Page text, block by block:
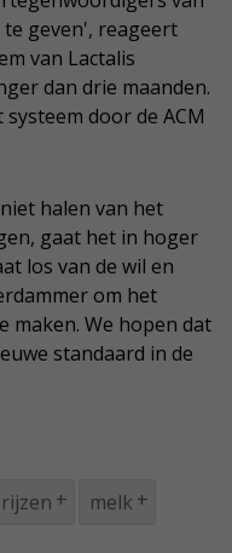
geven', reageert
van Lactalis
dan drie maanden.
door de ACM
halen van het
gaat het in hoger
los van de wil en
om het
maken. We hopen dat
standaard in de
melk